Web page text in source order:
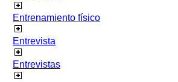
Entrenamiento físico
Entrevista
Entrevistas